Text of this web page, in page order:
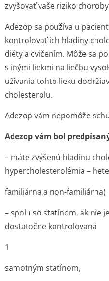
zvyšovať vaše riziko
Adezop sa používa u
kontrolovať ich hladiny
diéty a cvičením. Môže sa
s inými liekmi na liečbu
užívania tohto lieku
cholesterolu.
Adezop vám nepomôže
Adezop vám bol
– máte zvýšenú hladinu
hypercholeste­rolémia –
familiárna a non-familiárna)
– spolu so statínom, ak nie
dostatočne kontrolovaná
1
samotným statínom,